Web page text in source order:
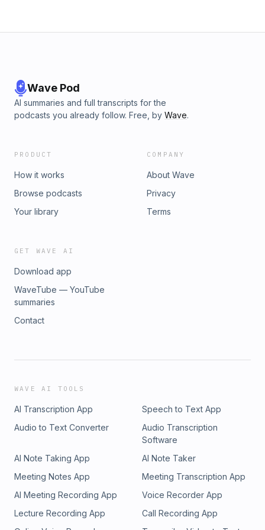
Wave Pod
AI summaries and full transcripts for the
podcasts you already follow. Free, by Wave.
PRODUCT
How it works
Browse podcasts
Your library
COMPANY
About Wave
Privacy
Terms
GET WAVE AI
Download app
WaveTube — YouTube
summaries
Contact
WAVE AI TOOLS
AI Transcription App
Speech to Text App
Audio to Text Converter
Audio Transcription
Software
AI Note Taking App
AI Note Taker
Meeting Notes App
Meeting Transcription App
AI Meeting Recording App
Voice Recorder App
Lecture Recording App
Call Recording App